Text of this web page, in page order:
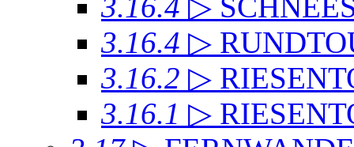
3.16.4 ▷
3.16.2 ▷
3.16.1 ▷